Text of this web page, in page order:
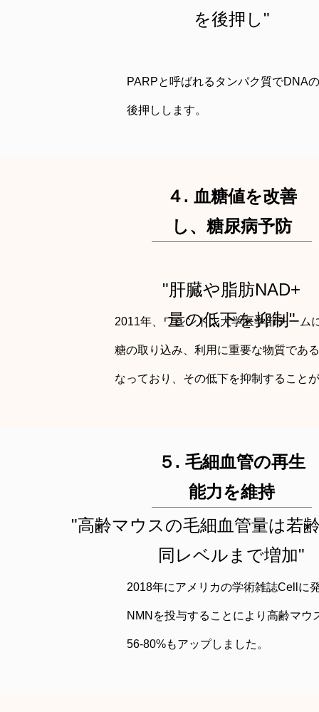
を後押し"
PARPと呼ばれるタンパク質でDNA
後押しします。
４. 血糖値を改善
し、糖尿病予防
"肝臓や脂肪NAD+
量の低下を抑制"
５. 毛細血管の再生
能力を維持
"高齢マウスの毛細血管量は若
同レベルまで増加"
2018年にアメリカの学術雑誌Cellに
NMNを投与することにより高齢マ
56-80%もアップしました。
2011年、ワシントン大学医学部チーム
糖の取り込み、利用に重要な物質であ
なっており、その低下を抑制すること